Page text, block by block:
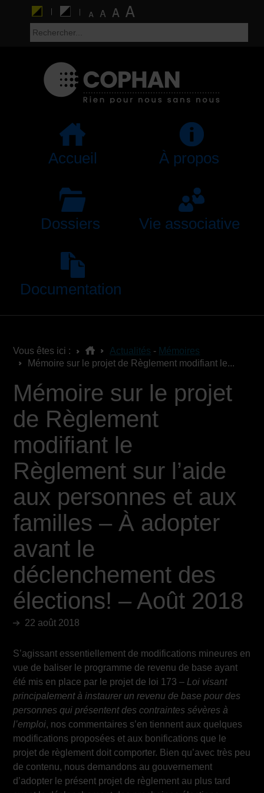
Accueil À propos
Dossiers Vie associative
Documentation
Vous êtes ici : Actualités - Mémoires
Mémoire sur le projet de Règlement modifiant le...
Mémoire sur le projet
de Règlement
modifiant le
Règlement sur l’aide
aux personnes et aux
familles – À adopter
avant le
déclenchement des
élections! – Août 2018
22 août 2018
S’agissant essentiellement de modifications mineures en
vue de baliser le programme de revenu de base ayant
été mis en place par le projet de loi 173 – Loi visant
principalement à instaurer un revenu de base pour des
personnes qui présentent des contraintes sévères à
l’emploi, nos commentaires s’en tiennent aux quelques
modifications proposées et aux bonifications que le
projet de règlement doit comporter. Bien qu’avec très peu
de contenu, nous demandons au gouvernement
d’adopter le présent projet de règlement au plus tard